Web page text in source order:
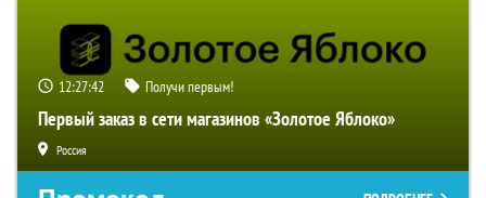
12:27:42 Получи первым!
Первый заказ в сети магазинов «Золотое Яблоко»
Россия